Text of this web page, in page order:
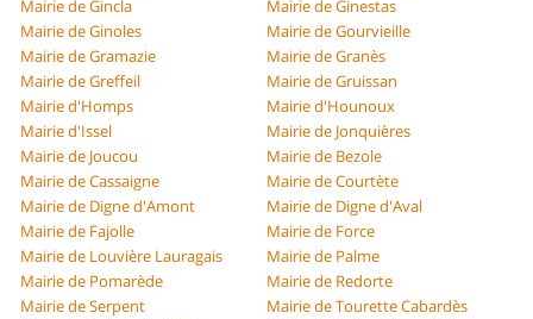
Mairie de Gincla
Mairie de Ginestas
Mairie de Ginoles
Mairie de Gourvieille
Mairie de Gramazie
Mairie de Granès
Mairie de Greffeil
Mairie de Gruissan
Mairie d'Homps
Mairie d'Hounoux
Mairie d'Issel
Mairie de Jonquières
Mairie de Joucou
Mairie de Bezole
Mairie de Cassaigne
Mairie de Courtète
Mairie de Digne d'Amont
Mairie de Digne d'Aval
Mairie de Fajolle
Mairie de Force
Mairie de Louvière Lauragais
Mairie de Palme
Mairie de Pomarède
Mairie de Redorte
Mairie de Serpent
Mairie de Tourette Cabardès